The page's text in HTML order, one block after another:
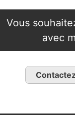
Vous
avec